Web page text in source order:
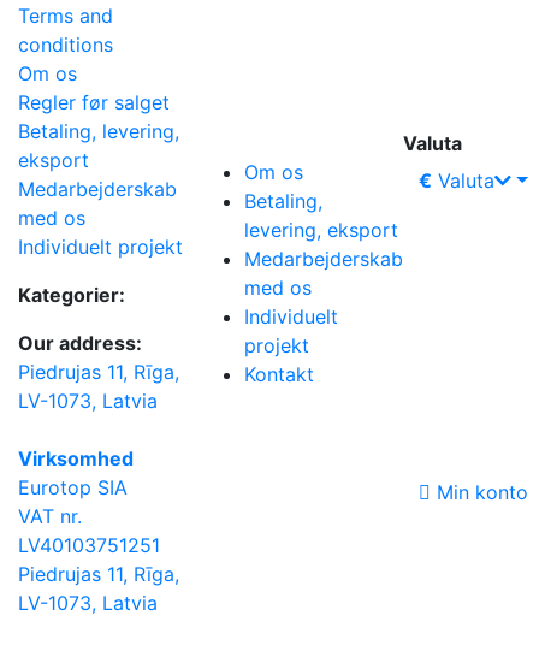
Terms and
conditions
Om os
Regler før salget
Betaling, levering,
eksport
Medarbejderskab
med os
Individuelt projekt
Kategorier:
Our address:
Piedrujas 11, Rīga,
LV-1073, Latvia
Virksomhed
Eurotop SIA
VAT nr.
LV40103751251
Piedrujas 11, Rīga,
LV-1073, Latvia
Om os
Betaling,
levering, eksport
Medarbejderskab
med os
Individuelt
projekt
Kontakt
Valuta
€ Valuta
Min konto